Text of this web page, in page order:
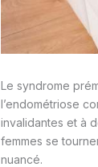
Le syndrome
l’endométriose
invalidantes et à
femmes se
nuancé.